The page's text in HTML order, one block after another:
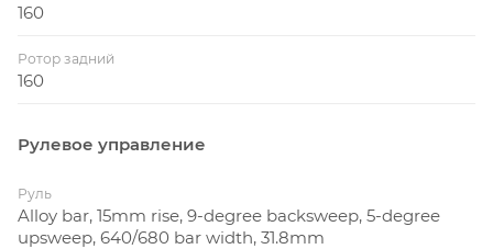
160
Ротор задний
160
Рулевое управление
Руль
Alloy bar, 15mm rise, 9-degree backsweep, 5-degree
upsweep, 640/680 bar width, 31.8mm